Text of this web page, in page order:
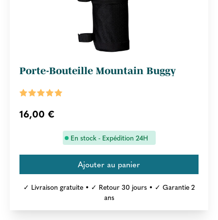
Porte-Bouteille Mountain Buggy
16,00 €
En stock - Expédition 24H
✓ Livraison gratuite • ✓ Retour 30 jours • ✓ Garantie 2
ans